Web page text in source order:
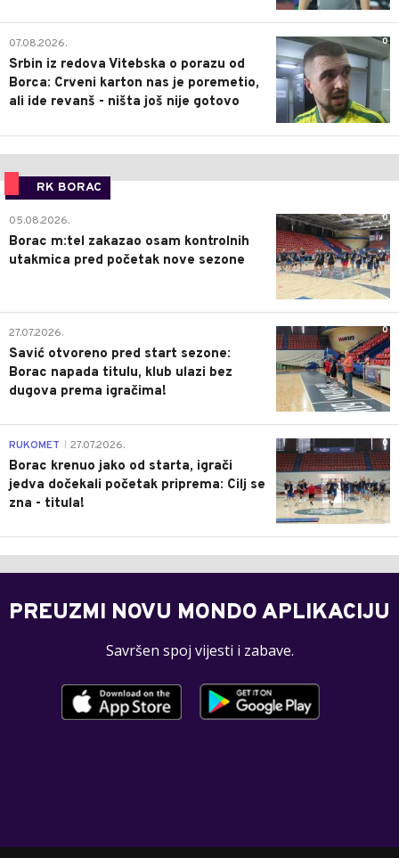
0
07.08.2026.
Srbin iz redova Vitebska o porazu od
Borca: Crveni karton nas je poremetio,
ali ide revanš - ništa još nije gotovo
RK BORAC
0
05.08.2026.
Borac m:tel zakazao osam kontrolnih
utakmica pred početak nove sezone
0
27.07.2026.
Savić otvoreno pred start sezone:
Borac napada titulu, klub ulazi bez
dugova prema igračima!
0
RUKOMET 27.07.2026.
Borac krenuo jako od starta, igrači
jedva dočekali početak priprema: Cilj se
zna - titula!
PREUZMI NOVU MONDO APLIKACIJU
Savršen spoj vijesti i zabave.